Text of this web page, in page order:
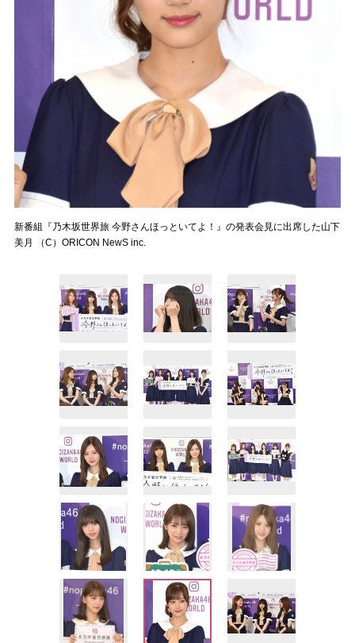
新番組『乃木坂世界旅 今野さんほっといてよ！』の発表会見に出席した山下
美月 （C）ORICON NewS inc.